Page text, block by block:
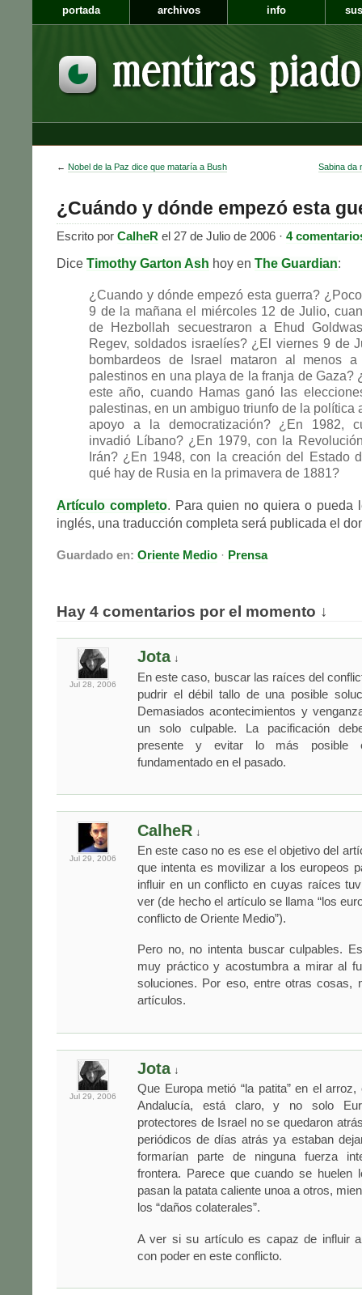
portada archivos info
← Nobel de la Paz dice que mataría a Bush Sabina da
¿Cuándo y dónde empezó esta
Escrito por CalheR el 27 de Julio de 2006 · 4
Dice Timothy Garton Ash hoy en The Guardian:
¿Cuando y dónde empezó esta guerra?
9 de la mañana el miércoles 12 de Julio,
de Hezbollah secuestraron a Ehud
Regev, soldados israelíes? ¿El viernes 9 de
bombardeos de Israel mataron al menos
palestinos en una playa de la franja de Gaza?
este año, cuando Hamas ganó las
palestinas, en un ambiguo triunfo de la política
apoyo a la democratización? ¿En 1982,
invadió Líbano? ¿En 1979, con la
Irán? ¿En 1948, con la creación del Estado
qué hay de Rusia en la primavera de 1881?
Artículo completo. Para quien no quiera o pueda
inglés, una traducción completa será publicada el
Guardado en: Oriente Medio · Prensa
Hay 4 comentarios por el momento ↓
Jul 28, 2006
Jota↓
En este caso, buscar las raíces del
pudrir el débil tallo de una posible
Demasiados acontecimientos y
un solo culpable. La pacificación
presente y evitar lo más posible
fundamentado en el pasado.
Jul 29, 2006
CalheR ↓
En este caso no es ese el objetivo del
que intenta es movilizar a los europeos
influir en un conflicto en cuyas raíces
ver (de hecho el artículo se llama “los
conflicto de Oriente Medio”).
Pero no, no intenta buscar culpables.
muy práctico y acostumbra a mirar al
soluciones. Por eso, entre otras cosas,
artículos.
Jul 29, 2006
Jota↓
Que Europa metió “la patita” en el
Andalucía, está claro, y no solo
protectores de Israel no se quedaron
periódicos de días atrás ya estaban
formarían parte de ninguna fuerza
frontera. Parece que cuando se huelen
pasan la patata caliente unoa a otros,
los “daños colaterales”.
A ver si su artículo es capaz de influir
con poder en este conflicto.